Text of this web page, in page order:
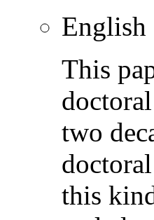
English
This
two
this